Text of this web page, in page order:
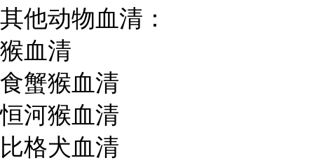
其他动物血清：
猴血清
食蟹猴血清
恒河猴血清
比格犬血清